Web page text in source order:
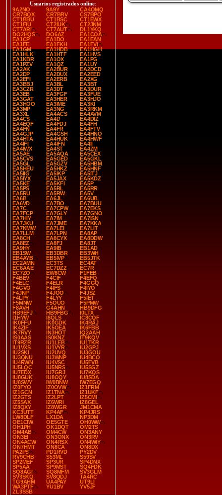
Usuarios registrados online:
9A2NO
9A9Y
CA4OMQ
CR7BQX
CR7BRV
CS7BPO
CT1BBU
CT1BSC
CT1EWX
CT1FIU
CT2IUK
CT2JNM
CT7ARI
CT7AUT
DL1YKQ
DO2HQS
DO6AZ
EA1COA
EA1CP
EA1DO
EA1EAN
EA1FE
EA1FKH
EA1FVI
EA1GM
EA1HDB
EA1HGH
EA1HLK
EA1HTF
EA1HVS
EA1KBR
EA1OX
EA1PG
EA1PZV
EA1QZ
EA1UY
EA2AK
EA2BUR
EA2DCD
EA2DP
EA2DUX
EA2EED
EA2EFI
EA2ERB
EA2XG
EA3BBJ
EA3BL
EA3BT
EA3CZR
EA3DT
EA3DUR
EA3EB
EA3FGF
EA3FUE
EA3GAT
EA3HER
EA3HJO
EA3HOO
EA3IME
EA3KI
EA3MP
EA3NG
EA3RKM
EA3XL
EA4ACS
EA4AVM
EA4CS
EA4D
EA4DIZ
EA4EQF
EA4FDJ
EA4FH
EA4FN
EA4FR
EA4FTV
EA4GJP
EA4GSH
EA4HNO
EA4HTA
EA4HUK
EA4HWF
EA4IFI
EA4IFN
EA4II
EA4IWX
EA4ST
EA4ZM
EA5AE
EA5AQA
EA5CEX
EA5CVS
EA5GED
EA5GKL
EA5GL
EA5GZV
EA5HBM
EA5HEU
EA5HKZ
EA5HNF
EA5IIG
EA5IKP
EA5ITJ
EA5IYX
EA5JAX
EA5KDZ
EA5KE
EA5KFI
EA5P
EA5PS
EA5RL
EA5RR
EA5RU
EA5RW
EA5V
EA6B
EA6JL
EA6UB
EA6VD
EA7BO
EA7BUU
EA7C
EA7CPW
EA7EKS
EA7FCP
EA7GLY
EA7GNO
EA7HIY
EA7IM
EA7ISN
EA7JKU
EA7JME
EA7KKA
EA7KMW
EA7LEI
EA7LIT
EA7LLM
EA7LPN
EA8AP
EA8CH
EA8CYX
EA8DDW
EA8EZ
EA8FJ
EA8JT
EA9HY
EA9IB
EB1AD
EB1SW
EB3DBR
EB3WH
EB4AYB
EB5IVP
EB5JTK
EC2AMN
EC3TS
EC4AT
EC6AAE
EC7DZZ
EC7R
EC7ZO
EW8CW
F1FEB
F4BEV
F4CIF
F4EFQ
F4ELC
F4ELR
F4GGQ
F4GVO
F4IFS
F4IYO
F4JNP
F4JOO
F4JSZ
F4LPY
F4LYY
F5IET
F5MNW
F5OUO
F5PMW
F8AVH
G4AHN
HB9DFG
HB9EFJ
HB9FBG
I0LTX
I1HYW
I8QLS
IC8CQF
IK0FFU
IK0GDK
IK4RAJ
IK4ZIF
IK5OEA
IK6FBB
IK7RVY
IN3HOT
IQ2AAH
IS0AAS
IS0KNZ
IT9KQV
IT9RZR
IU1LEB
IU1TKR
IU1VXS
IU1VYR
IU2GPJ
IU2SKI
IU2UVQ
IU3GOU
IU3QNU
IU3WNP
IU4BCO
IU4RWN
IU4VSC
IU5FVB
IU5LQC
IU5NRS
IU5SGZ
IU7EDX
IU7GRJ
IU7KQS
IU8GUK
IU8OQY
IU8SDA
IU8SWY
IW0BNW
IW7EGQ
IZ0FYO
IZ0OVW
IZ1FRM
IZ1GCN
IZ1TNA
IZ1UKF
IZ2GTS
IZ2LPT
IZ5CMI
IZ5SAX
IZ6WRI
IZ8GEL
IZ8QXY
IZ8WGR
JM1CMA
KC3UTT
KP4AF
KP4JRS
LW8DLF
LX1DA
NP3DM
OE1CIW
OE5GTE
OH0WW
OH1PH
OK1DQT
OM2TS
OM4AB
OM4CW
ON3ANY
ON3EI
ON3ONX
ON3RV
ON4ACW
ON4RSX
ON4WIY
ON7HMT
ON8CA
ON8DX
PA2PS
PD1RVD
PY2DV
RV9CHB
S53ML
S59SV
SP2MEF
SP3UR
SP4DNX
SP5AA
SP9MST
SQ4FDK
SQ8AGI
SQ8MFM
SV3GLM
SV3SKQ
SV8QDJ
TA4RC
TG9AHM
UA4PAY
UT9LI
WA3PTF
YU1BV
YV5JF
ZL3SSB